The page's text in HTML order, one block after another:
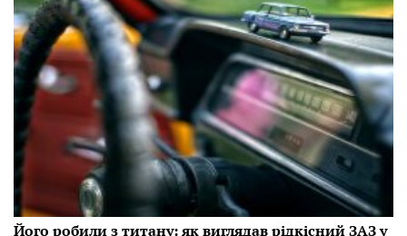
Його робили з титану: як виглядав рідкісний ЗАЗ у